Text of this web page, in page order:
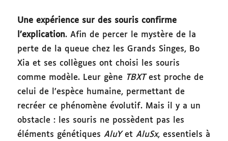
Une expérience sur des souris confirme
l’explication. Afin de percer le mystère de la
perte de la queue chez les Grands Singes, Bo
Xia et ses collègues ont choisi les souris
comme modèle. Leur gène TBXTest proche de
celui de l’espèce humaine, permettant de
recréer ce phénomène évolutif. Mais il y a un
obstacle : les souris ne possèdent pas les
éléments génétiquesAluYetAluSx, essentiels à